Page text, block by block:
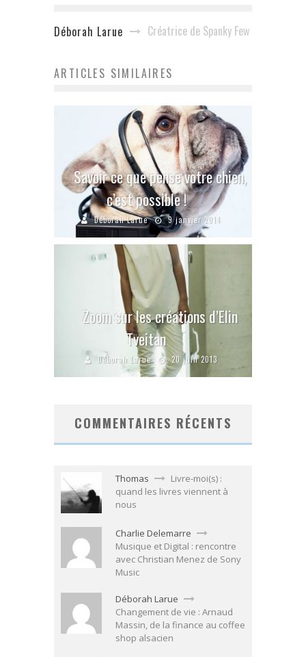
Déborah Larue Créatrice de Spanky Few
ARTICLES SIMILAIRES
Savoir ce que pense votre chien,
c’est possible !
Déborah Larue 9 janvier 2014
Zoom sur les créations d’Elin
Tveitan
Déborah Larue 20 juin 2013
COMMENTAIRES RÉCENTS
Thomas
Livre-moi(s) :
quand les livres viennent à
nous
Charlie Delemarre
Musique et Digital : rencontre
avec Christian Menez de Sony
Music
Déborah Larue
Changement de vie : Arnaud
Massin, de la finance au coffee
shop alsacien